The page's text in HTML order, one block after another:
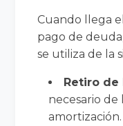
Cuando llega
pago de
se utiliza de la
Retiro de
necesario
amortización.